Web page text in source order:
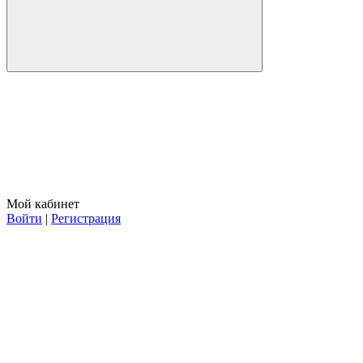
Мой кабинет
Войти | Регистрация